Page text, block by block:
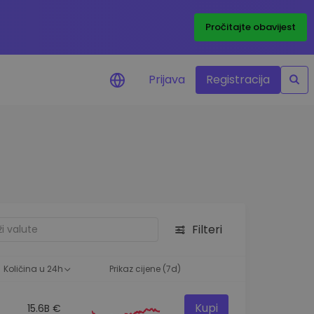
Pročitajte obavijest
Prijava Registracija
Filteri
Količina u 24h Prikaz cijene (7d)
15.6B € Kupi